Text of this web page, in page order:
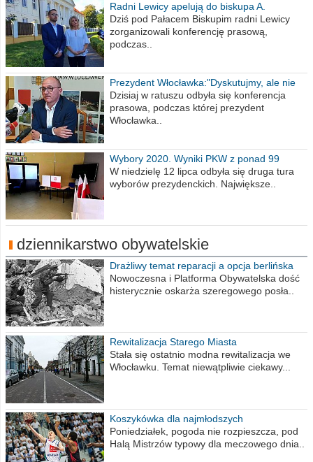
Radni Lewicy apelują do biskupa A.
Wiesława Meringa
Dziś pod Pałacem Biskupim radni Lewicy
zorganizowali konferencję prasową,
podczas..
Prezydent Włocławka:"Dyskutujmy, ale nie
obrażajmy się”
Dzisiaj w ratuszu odbyła się konferencja
prasowa, podczas której prezydent
Włocławka..
Wybory 2020. Wyniki PKW z ponad 99
procent obwodów
W niedzielę 12 lipca odbyła się druga tura
wyborów prezydenckich. Największe..
dziennikarstwo obywatelskie
Drażliwy temat reparacji a opcja berlińska
Nowoczesna i Platforma Obywatelska dość
histerycznie oskarża szeregowego posła..
Rewitalizacja Starego Miasta
Stała się ostatnio modna rewitalizacja we
Włocławku. Temat niewątpliwie ciekawy...
Koszykówka dla najmłodszych
Poniedziałek, pogoda nie rozpieszcza, pod
Halą Mistrzów typowy dla meczowego dnia..